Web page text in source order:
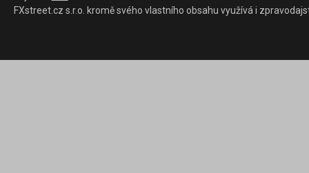
FXstreet.cz s.r.o. kromě svého vlastního obsahu využívá i